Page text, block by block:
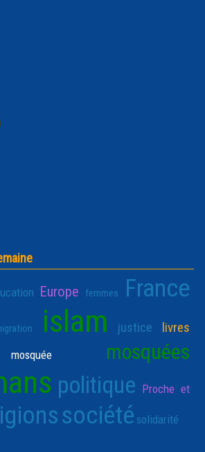
Europe femmes France
islam justice livres
mosquée mosquées
politique Proche et
société solidarité